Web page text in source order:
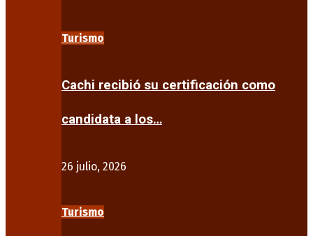
Turismo
Cachi recibió su certificación como
candidata a los…
26 julio, 2026
Turismo